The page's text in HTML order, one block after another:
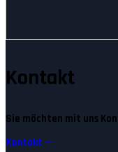
Kontakt
Sie möchten mit uns
Kontakt —